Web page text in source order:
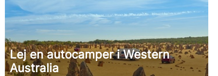
Lej en autocamper i Western
Australia